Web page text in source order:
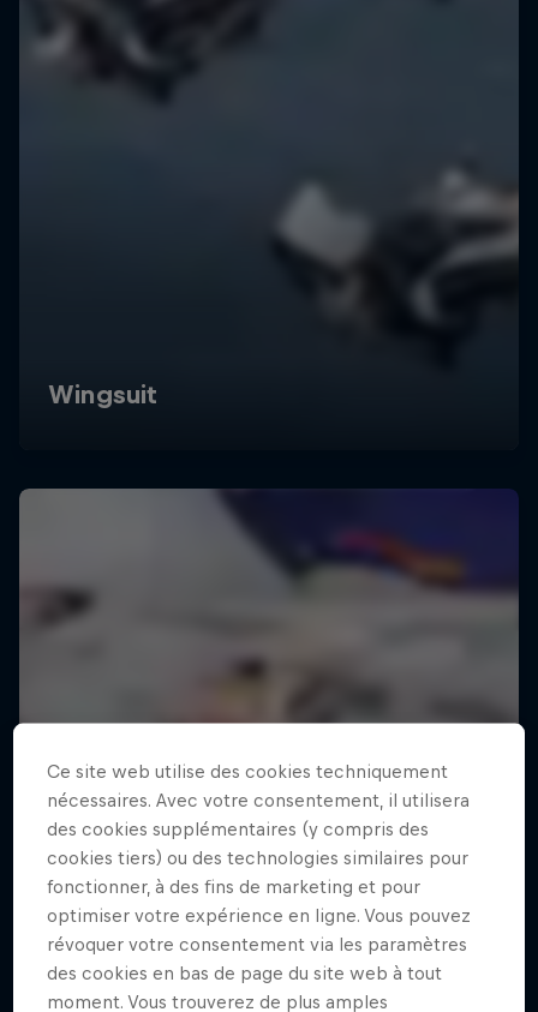
Ce site web utilise des cookies techniquement
nécessaires. Avec votre consentement, il utilisera
des cookies supplémentaires (y compris des
cookies tiers) ou des technologies similaires pour
fonctionner, à des fins de marketing et pour
optimiser votre expérience en ligne. Vous pouvez
révoquer votre consentement via les paramètres
des cookies en bas de page du site web à tout
moment. Vous trouverez de plus amples